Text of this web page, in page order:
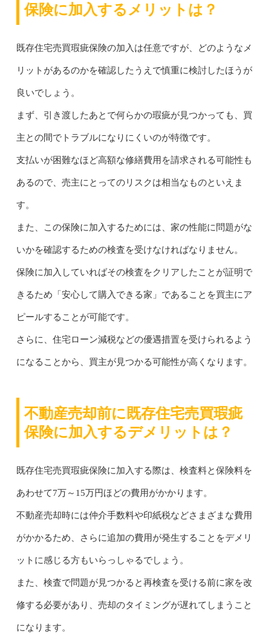
保険に加入するメリットは？
既存住宅売買瑕疵保険の加入は任意ですが、どのようなメ
リットがあるのかを確認したうえで慎重に検討したほうが
良いでしょう。
まず、引き渡したあとで何らかの瑕疵が見つかっても、買
主との間でトラブルになりにくいのが特徴です。
支払いが困難なほど高額な修繕費用を請求される可能性も
あるので、売主にとってのリスクは相当なものといえま
す。
また、この保険に加入するためには、家の性能に問題がな
いかを確認するための検査を受けなければなりません。
保険に加入していればその検査をクリアしたことが証明で
きるため「安心して購入できる家」であることを買主にア
ピールすることが可能です。
さらに、住宅ローン減税などの優遇措置を受けられるよう
になることから、買主が見つかる可能性が高くなります。
不動産売却前に既存住宅売買瑕疵
保険に加入するデメリットは？
既存住宅売買瑕疵保険に加入する際は、検査料と保険料を
あわせて7万～15万円ほどの費用がかかります。
不動産売却時には仲介手数料や印紙税などさまざまな費用
がかかるため、さらに追加の費用が発生することをデメリ
ットに感じる方もいらっしゃるでしょう。
また、検査で問題が見つかると再検査を受ける前に家を改
修する必要があり、売却のタイミングが遅れてしまうこと
になります。